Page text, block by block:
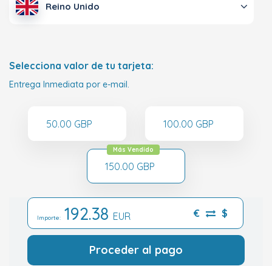
Reino Unido
Selecciona valor de tu tarjeta:
Entrega Inmediata por e-mail.
50.00 GBP 100.00 GBP
Más Vendido
150.00 GBP
Importe: 192.38 EUR € $
Proceder al pago